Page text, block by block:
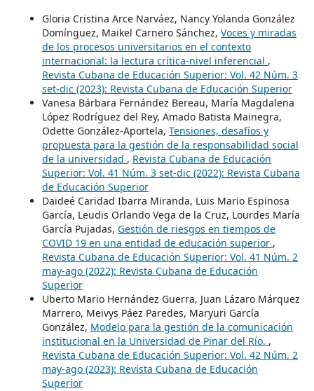
Gloria Cristina Arce Narváez, Nancy Yolanda González
Domínguez, Maikel Carnero Sánchez, Voces y miradas
de los procesos universitarios en el contexto
internacional: la lectura crítica-nivel inferencial ,
Revista Cubana de Educación Superior: Vol. 42 Núm. 3
set-dic (2023): Revista Cubana de Educación Superior
Vanesa Bárbara Fernández Bereau, María Magdalena
López Rodríguez del Rey, Amado Batista Mainegra,
Odette González-Aportela, Tensiones, desafíos y
propuesta para la gestión de la responsabilidad social
de la universidad , Revista Cubana de Educación
Superior: Vol. 41 Núm. 3 set-dic (2022): Revista Cubana
de Educación Superior
Daideé Caridad Ibarra Miranda, Luis Mario Espinosa
García, Leudis Orlando Vega de la Cruz, Lourdes María
García Pujadas, Gestión de riesgos en tiempos de
COVID 19 en una entidad de educación superior ,
Revista Cubana de Educación Superior: Vol. 41 Núm. 2
may-ago (2022): Revista Cubana de Educación
Superior
Uberto Mario Hernández Guerra, Juan Lázaro Márquez
Marrero, Meivys Páez Paredes, Maryuri García
González, Modelo para la gestión de la comunicación
institucional en la Universidad de Pinar del Río. ,
Revista Cubana de Educación Superior: Vol. 42 Núm. 2
may-ago (2023): Revista Cubana de Educación
Superior